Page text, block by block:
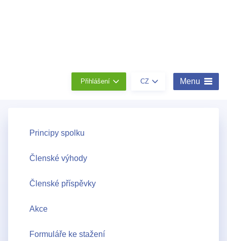
Přihlášení CZ Menu
Principy spolku
Členské výhody
Členské příspěvky
Akce
Formuláře ke stažení